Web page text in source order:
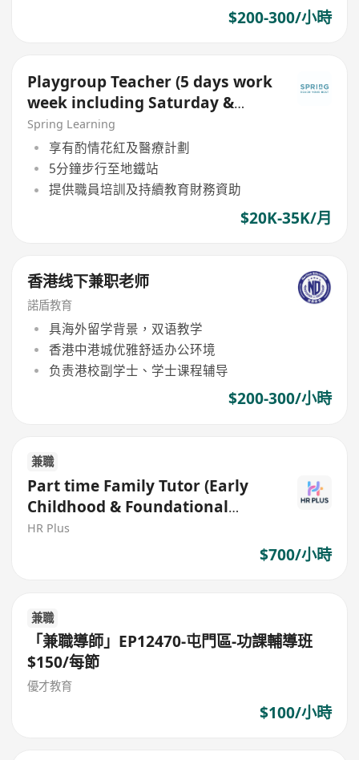
$200-300/小時
Playgroup Teacher (5 days work
week including Saturday &
Sunday)
Spring Learning
享有酌情花紅及醫療計劃
5分鐘步行至地鐵站
提供職員培訓及持續教育財務資助
$20K-35K/月
香港线下兼职老师
諾盾教育
具海外留学背景，双语教学
香港中港城优雅舒适办公环境
负责港校副学士、学士课程辅导
$200-300/小時
兼職
Part time Family Tutor (Early
Childhood & Foundational
Learning) – $700 per hr
HR Plus
$700/小時
兼職
「兼職導師」EP12470-屯門區-功課輔導班
$150/每節
優才教育
$100/小時